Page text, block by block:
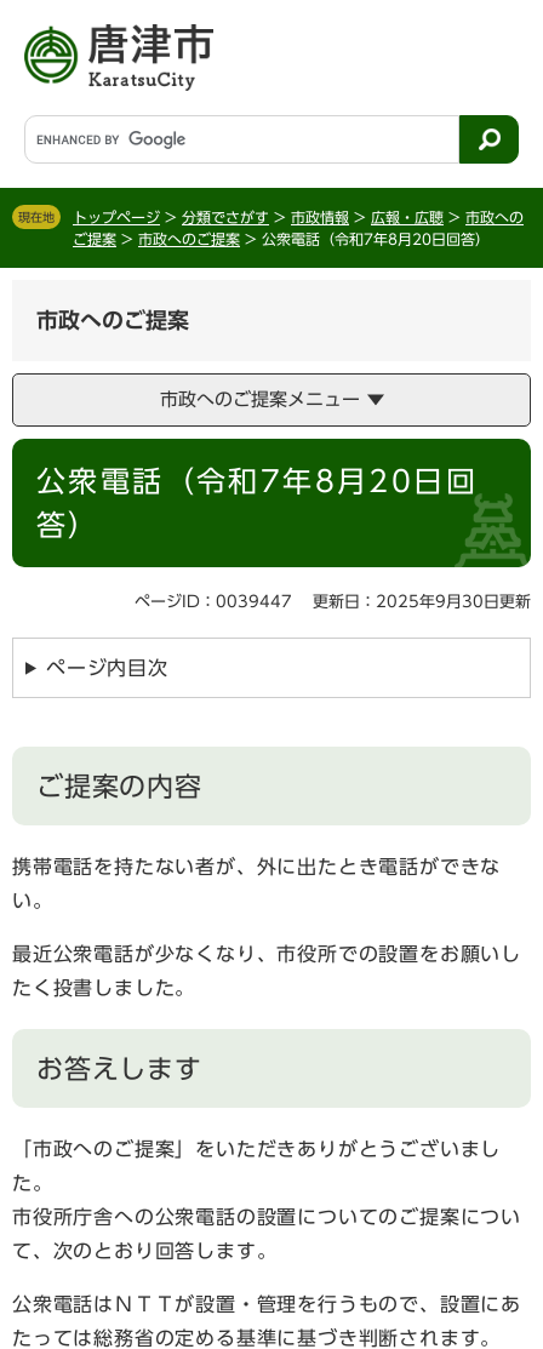
す
。
し
て
文
G
o
g
l
タ
現在地 トップページ > 分類でさがす > 市政情報 > 広報・広聴 > 市政への
ご提案 > 市政へのご提案 > 公衆電話（令和7年8月20日回答）
市政へのご提案
市政へのご提案メニュー
本
公衆電話（令和7年8月20日回
答）
ページID：0039447 更新日：2025年9月30日更新
ページ内目次
ご提案の内容
携帯電話を持たない者が、外に出たとき電話ができな
い。
最近公衆電話が少なくなり、市役所での設置をお願いし
たく投書しました。
お答えします
「市政へのご提案」をいただきありがとうございまし
た。
市役所庁舎への公衆電話の設置についてのご提案につい
て、次のとおり回答します。
公衆電話はＮＴＴが設置・管理を行うもので、設置にあ
たっては総務省の定める基準に基づき判断されます。